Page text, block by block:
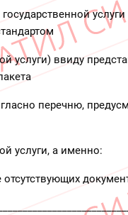
услуги
услуги) ввиду
перечню,
услуги, а именно: